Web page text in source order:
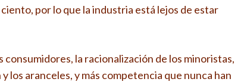
por lo que la industria está lejos de estar
la racionalización de los minoristas,
los aranceles, y más competencia que nunca han